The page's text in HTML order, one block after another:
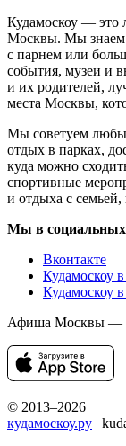
Кудамоскоу — это
Москвы. Мы знаем
с парнем или
события, музеи и
и их родителей,
места Москвы,
Мы советуем
отдых в парках,
куда можно
спортивные
и отдыха с семьей,
Мы в социальных
Вконтакте
Кудамоскоу
Кудамоскоу
Афиша Москвы —
© 2013–2026
кудамоскоу.ру |